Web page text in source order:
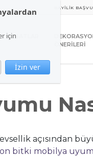
için
İzin ver
BAYİLİK
FIRSATLAR
ÖNERİLERİ
açısından
bitki mobilya